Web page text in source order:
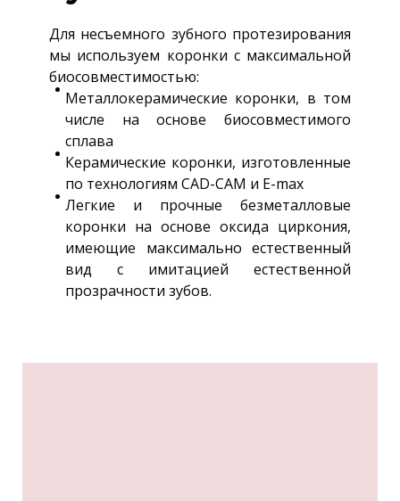
Для несъемного зубного протезирования
мы используем коронки с максимальной
биосовместимостью:
Металлокерамические коронки, в том
числе на основе биосовместимого
сплава
Керамические коронки, изготовленные
по технологиям CAD-CAM и E-max
Легкие и прочные безметалловые
коронки на основе оксида циркония,
имеющие максимально естественный
вид с имитацией естественной
прозрачности зубов.